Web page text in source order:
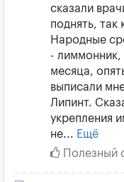
сказали
поднять,
Народные
- лиммонник,
месяца,
выписали
Липинт.
укрепления
не... Ещё
Полезный